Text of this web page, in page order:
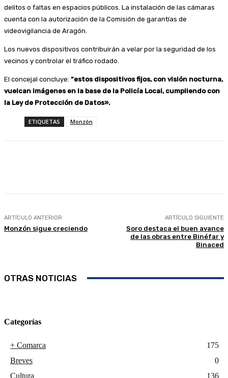
delitos o faltas en espacios públicos. La instalación de las cámaras
cuenta con la autorización de la Comisión de garantías de
videovigilancia de Aragón.
Los nuevos dispositivos contribuirán a velar por la seguridad de los
vecinos y controlar el tráfico rodado.
El concejal concluye: “estos dispositivos fijos, con visión nocturna,
vuelcan imágenes en la base de la Policía Local, cumpliendo con
la Ley de Protección de Datos».
ETIQUETAS Monzón
ARTÍCULO ANTERIOR
Monzón sigue creciendo
ARTÍCULO SIGUIENTE
Soro destaca el buen avance
de las obras entre Binéfar y
Binaced
OTRAS NOTICIAS
Categorías
+ Comarca
175
Breves
0
Cultura
136